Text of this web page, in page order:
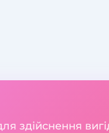
здійснення